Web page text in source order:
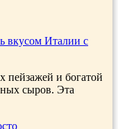
вкусом Италии с
пейзажей и богатой
сыров. Эта